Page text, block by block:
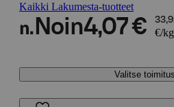
Kaikki Lakumesta-tuotteet
n. Noin4,07 €
€/kg
Valitse